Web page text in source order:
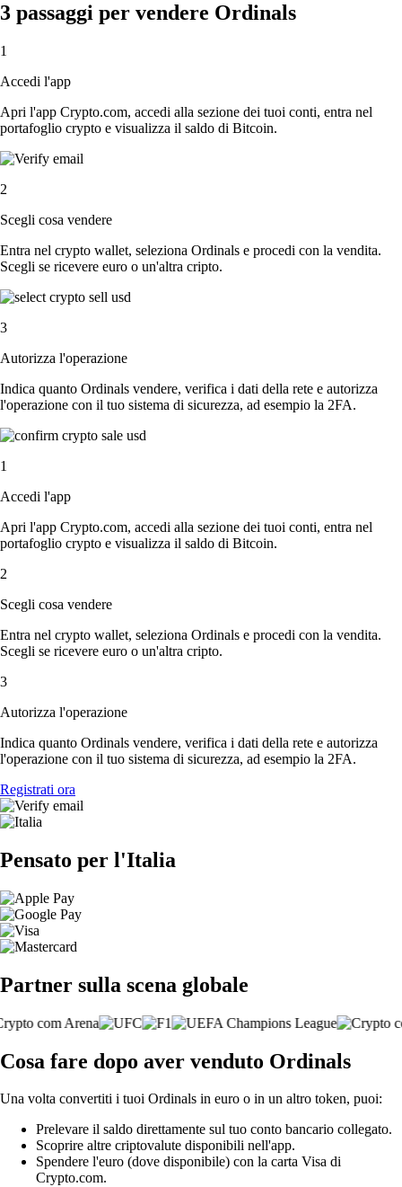
3 passaggi per vendere Ordinals
1
Accedi l'app
Apri l'app Crypto.com, accedi alla sezione dei tuoi conti, entra nel
portafoglio crypto e visualizza il saldo di Bitcoin.
2
Scegli cosa vendere
Entra nel crypto wallet, seleziona Ordinals e procedi con la vendita.
Scegli se ricevere euro o un'altra cripto.
3
Autorizza l'operazione
Indica quanto Ordinals vendere, verifica i dati della rete e autorizza
l'operazione con il tuo sistema di sicurezza, ad esempio la 2FA.
1
Accedi l'app
Apri l'app Crypto.com, accedi alla sezione dei tuoi conti, entra nel
portafoglio crypto e visualizza il saldo di Bitcoin.
2
Scegli cosa vendere
Entra nel crypto wallet, seleziona Ordinals e procedi con la vendita.
Scegli se ricevere euro o un'altra cripto.
3
Autorizza l'operazione
Indica quanto Ordinals vendere, verifica i dati della rete e autorizza
l'operazione con il tuo sistema di sicurezza, ad esempio la 2FA.
Registrati ora
Pensato per l'Italia
Partner sulla scena globale
Cosa fare dopo aver venduto Ordinals
Una volta convertiti i tuoi Ordinals in euro o in un altro token, puoi:
Prelevare il saldo direttamente sul tuo conto bancario collegato.
Scoprire altre criptovalute disponibili nell'app.
Spendere l'euro (dove disponibile) con la carta Visa di
Crypto.com.